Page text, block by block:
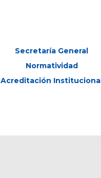
Secretaría General
Normatividad
Acreditación Institucional